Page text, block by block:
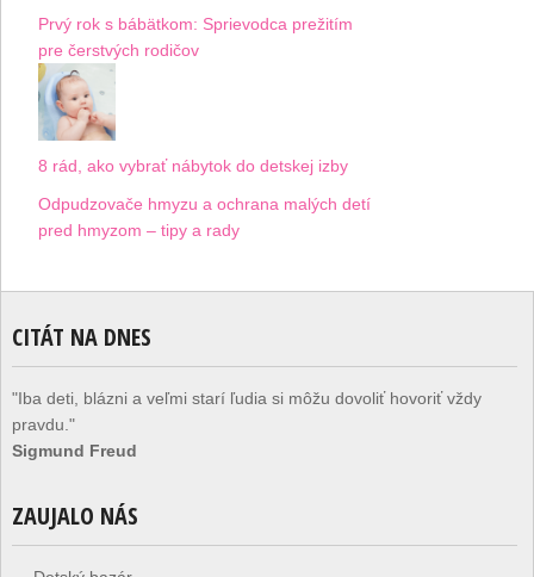
Prvý rok s bábätkom: Sprievodca prežitím
pre čerstvých rodičov
8 rád, ako vybrať nábytok do detskej izby
Odpudzovače hmyzu a ochrana malých detí
pred hmyzom – tipy a rady
CITÁT NA DNES
"Iba deti, blázni a veľmi starí ľudia si môžu dovoliť hovoriť vždy
pravdu."
Sigmund Freud
ZAUJALO NÁS